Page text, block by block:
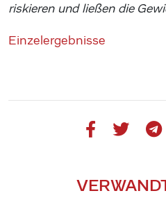
riskieren und ließen die
Einzelergebnisse